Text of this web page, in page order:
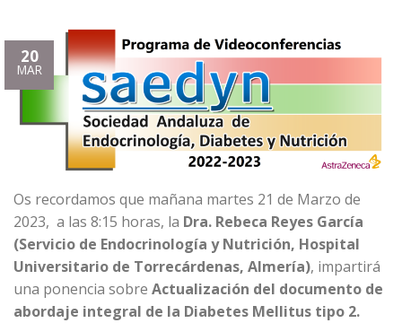
20
MAR
Os recordamos que mañana martes 21 de Marzo de
2023, a las 8:15 horas, la Dra. Rebeca Reyes García
(Servicio de Endocrinología y Nutrición, Hospital
Universitario de Torrecárdenas, Almería), impartirá
una ponencia sobre Actualización del documento de
abordaje integral de la Diabetes Mellitus tipo 2.